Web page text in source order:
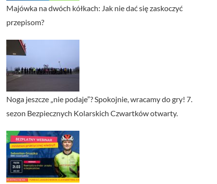
Majówka na dwóch kółkach: Jak nie dać się zaskoczyć
przepisom?
Noga jeszcze „nie podaje”? Spokojnie, wracamy do gry! 7.
sezon Bezpiecznych Kolarskich Czwartków otwarty.